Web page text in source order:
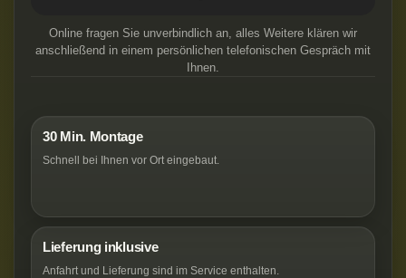
Online fragen Sie unverbindlich an, alles Weitere klären wir
anschließend in einem persönlichen telefonischen Gespräch mit
Ihnen.
30 Min. Montage
Schnell bei Ihnen vor Ort eingebaut.
Lieferung inklusive
Anfahrt und Lieferung sind im Service enthalten.